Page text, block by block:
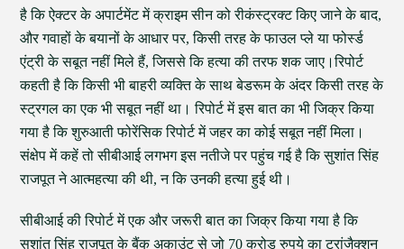
है कि ऐक्टर के अपार्टमेंट में क्राइम सीन को रीकंस्ट्रक्ट किए जाने के बाद,
और गवाहों के बयानों के आधार पर, किसी तरह के फाउल प्ले या फोर्स्ड
एंट्री के सबूत नहीं मिले हैं, जिससे कि हत्या की तरफ शक जाए।रिपोर्ट
कहती है कि किसी भी बाहरी व्यक्ति के साथ बेडरूम के अंदर किसी तरह के
स्ट्रगल का एक भी सबूत नहीं था। रिपोर्ट में इस बात का भी जिक्र किया
गया है कि शुरुआती फोरेंसिक रिपोर्ट में जहर का कोई सबूत नहीं मिला।
संक्षेप में कहें तो सीबीआई लगभग इस नतीजे पर पहुंच गई है कि सुशांत सिंह
राजपूत ने आत्महत्या की थी, न कि उनकी हत्या हुई थी।
सीबीआई की रिपोर्ट में एक और जरूरी बात का जिक्र किया गया है कि
सुशांत सिंह राजपूत के बैंक अकाउंट से जो 70 करोड़ रुपये का ट्रांजैक्शन